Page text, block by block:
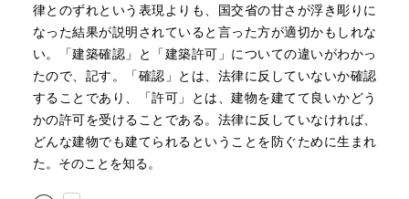
律とのずれという表現よりも、国交省の甘さが浮き彫りに
なった結果が説明されていると言った方が適切かもしれな
い。「建築確認」と「建築許可」についての違いがわかっ
たので、記す。「確認」とは、法律に反していないか確認
することであり、「許可」とは、建物を建てて良いかどう
かの許可を受けることである。法律に反していなければ、
どんな建物でも建てられるということを防ぐために生まれ
た。そのことを知る。